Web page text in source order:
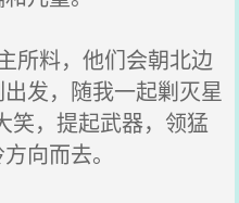
所料，他们会朝北边
发，随我一起剿灭星
笑，提起武器，领猛
向而去。